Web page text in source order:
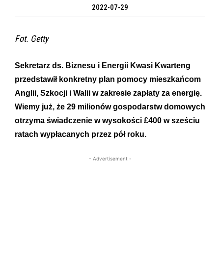
2022-07-29
Fot. Getty
Sekretarz ds. Biznesu i Energii Kwasi Kwarteng
przedstawił konkretny plan pomocy mieszkańcom
Anglii, Szkocji i Walii w zakresie zapłaty za energię.
Wiemy już, że 29 milionów gospodarstw domowych
otrzyma świadczenie w wysokości £400 w sześciu
ratach wypłacanych przez pół roku.
- Advertisement -